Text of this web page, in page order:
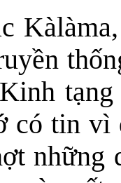
có tin vì
những